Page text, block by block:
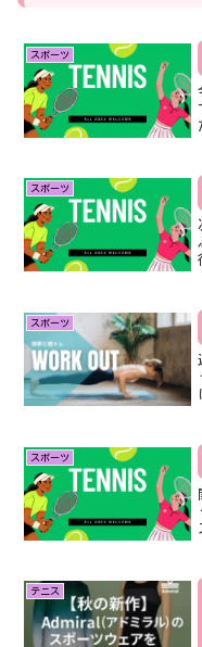
スポーツ
スポーツ
スポーツ
スポーツ
テニス